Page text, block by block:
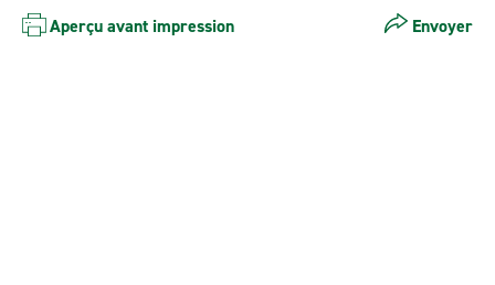
Aperçu avant impression Envoyer